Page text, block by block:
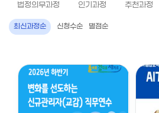
법정의무과정 인기과정 추천과정
최신과정순 신청수순 별점순